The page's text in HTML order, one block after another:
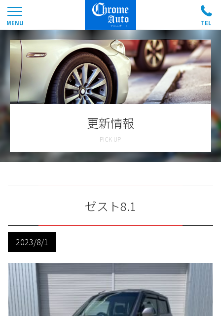
更新情報
ゼスト8.1
2023/8/1